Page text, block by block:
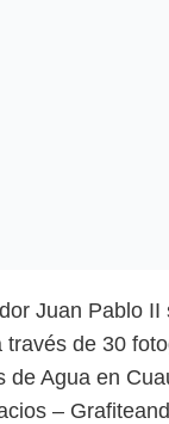
Juan Pablo
través de 30
de Agua en
–